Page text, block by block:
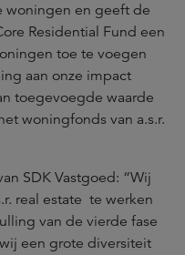
woningen en geeft de
Residential Fund een
toe te voegen
aan onze impact
toegevoegde waarde
woningfonds van a.s.r.
SDK Vastgoed: “Wij
real estate te werken
van de vierde fase
een grote diversiteit